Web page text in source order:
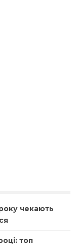
чекають
топ